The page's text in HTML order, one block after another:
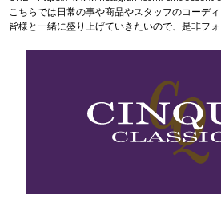
こちらでは日常の事や商品やスタッフのコーディ
皆様と一緒に盛り上げていきたいので、是非